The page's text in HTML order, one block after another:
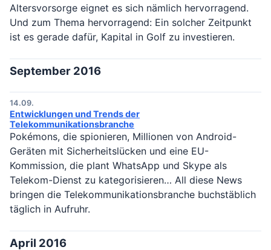
Altersvorsorge eignet es sich nämlich hervorragend.
Und zum Thema hervorragend: Ein solcher Zeitpunkt
ist es gerade dafür, Kapital in Golf zu investieren.
September 2016
14.09.
Entwicklungen und Trends der
Telekommunikationsbranche
Pokémons, die spionieren, Millionen von Android-
Geräten mit Sicherheitslücken und eine EU-
Kommission, die plant WhatsApp und Skype als
Telekom-Dienst zu kategorisieren… All diese News
bringen die Telekommunikationsbranche buchstäblich
täglich in Aufruhr.
April 2016